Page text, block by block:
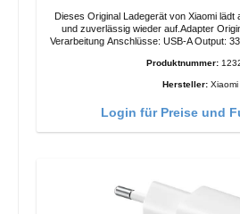
Dieses Original Ladegerät von Xiaomi lädt
und zuverlässig wieder auf.Adapter Original Xiaomi
Verarbeitung Anschlüsse: USB-A Output: 33W Farbe: Weiss 3A Kabel
Produktnummer:
Hersteller: Xiaomi
Login für Preise und